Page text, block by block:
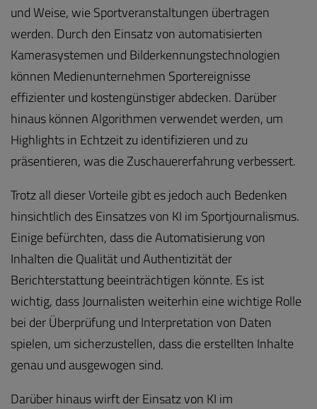
und Weise, wie Sportveranstaltungen übertragen
werden. Durch den Einsatz von automatisierten
Kamerasystemen und Bilderkennungstechnologien
können Medienunternehmen Sportereignisse
effizienter und kostengünstiger abdecken. Darüber
hinaus können Algorithmen verwendet werden, um
Highlights in Echtzeit zu identifizieren und zu
präsentieren, was die Zuschauererfahrung verbessert.
Trotz all dieser Vorteile gibt es jedoch auch Bedenken
hinsichtlich des Einsatzes von KI im Sportjournalismus.
Einige befürchten, dass die Automatisierung von
Inhalten die Qualität und Authentizität der
Berichterstattung beeinträchtigen könnte. Es ist
wichtig, dass Journalisten weiterhin eine wichtige Rolle
bei der Überprüfung und Interpretation von Daten
spielen, um sicherzustellen, dass die erstellten Inhalte
genau und ausgewogen sind.
Darüber hinaus wirft der Einsatz von KI im